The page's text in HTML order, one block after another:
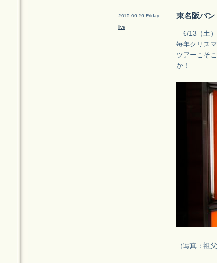
2015.06.26 Friday
live
東名阪バ
6/13（土）
毎年クリス
ツアーこそ
か！
（写真：祖